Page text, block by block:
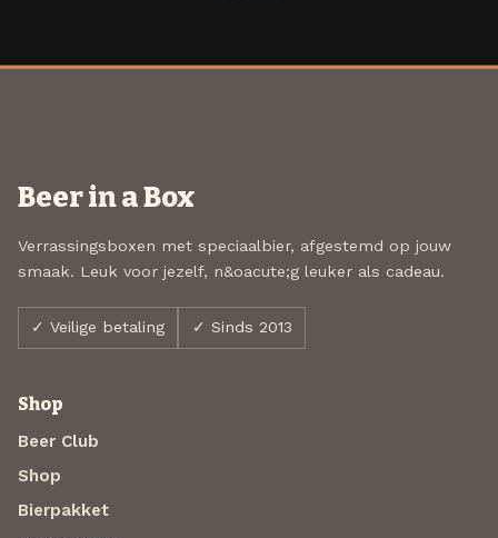
Beer in a Box
Verrassingsboxen met speciaalbier, afgestemd op jouw
smaak. Leuk voor jezelf, n&oacute;g leuker als cadeau.
✓ Veilige betaling ✓ Sinds 2013
Shop
Beer Club
Shop
Bierpakket